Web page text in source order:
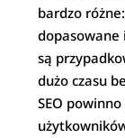
bardzo
dopasowane
są
dużo czasu
SEO